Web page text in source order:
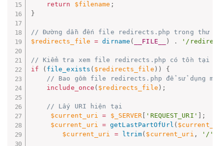
return $filename ;
}
// Đường dẫn đến file redirects.php trong thư
$redirects_file
= dirname ( __FILE__ ) . '/
// Kiểm tra xem file redirects.php có tồn tại
if
( file_exists ( $redirects_file ) )
{
// Bao gồm file redirects.php để sử dụng
include_once ( $redirects_file ) ;
// Lấy URI hiện tại
$current_uri
= $_SERVER 'REQUEST_URI'
;
$current_uri = getLastPartOfUrl (
$current_uri
= ltrim( $current_uri , '/'